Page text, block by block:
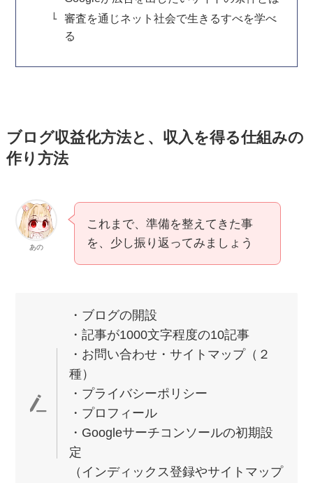
審査を通じネット社会で生きるすべを学べ
る
ブログ収益化方法と、収入を得る仕組みの
作り方法
あの
これまで、準備を整えてきた事
を、少し振り返ってみましょう
・ブログの開設
・記事が1000文字程度の10記事
・お問い合わせ・サイトマップ（２
種）
・プライバシーポリシー
・プロフィール
・Googleサーチコンソールの初期設
定
（インディックス登録やサイトマップ